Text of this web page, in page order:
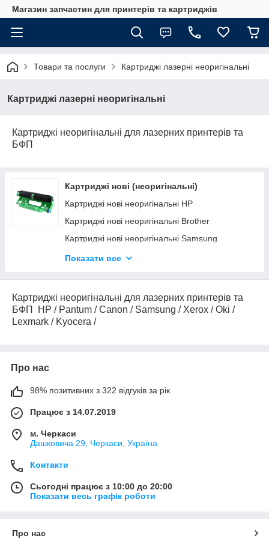
Магазин запчастин для принтерів та картриджів
Товари та послуги Картриджі лазерні неоригінальні
Картриджі лазерні неоригінальні
Картриджі неоригінальні для лазерних принтерів та
БФП
Картриджі нові (неоригінальні)
Картриджі нові неоригінальні HP
Картриджі нові неоригінальні Brother
Картриджі нові неоригінальні Samsung
Картриджі нові неоригінальні Kyocera
Показати все
Картриджі неоригінальні для лазерних принтерів та
БФП HP / Pantum / Canon / Samsung / Xerox / Oki /
Lexmark / Kyocera /
Про нас
98% позитивних з 322 відгуків за рік
Працює з 14.07.2019
м. Черкаси
Дашковича 29, Черкаси, Україна
Контакти
Сьогодні працює з 10:00 до 20:00
Показати весь графік роботи
Про нас